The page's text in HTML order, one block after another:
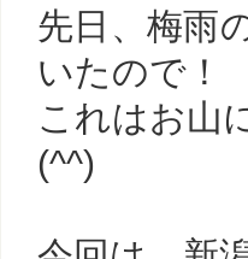
先日、梅雨
いたので！
これはお山
(^^)